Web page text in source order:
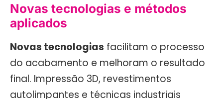
Novas tecnologias e métodos
aplicados
Novas tecnologias facilitam o processo
do acabamento e melhoram o resultado
final. Impressão 3D, revestimentos
autolimpantes e técnicas industriais